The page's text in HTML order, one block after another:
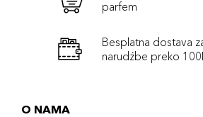
parfem
Besplatna dostava
narudźbe preko
O NAMA